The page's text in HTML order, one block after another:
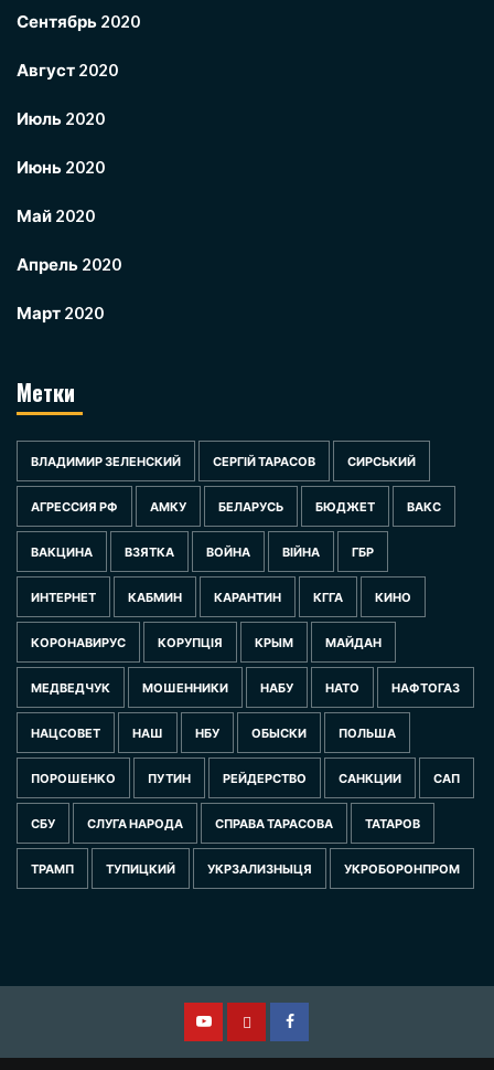
Сентябрь 2020
Август 2020
Июль 2020
Июнь 2020
Май 2020
Апрель 2020
Март 2020
Метки
ВЛАДИМИР ЗЕЛЕНСКИЙ СЕРГІЙ ТАРАСОВ СИРСЬКИЙ
АГРЕССИЯ РФ АМКУ БЕЛАРУСЬ БЮДЖЕТ ВАКС
ВАКЦИНА ВЗЯТКА ВОЙНА ВІЙНА ГБР
ИНТЕРНЕТ КАБМИН КАРАНТИН КГГА КИНО
КОРОНАВИРУС КОРУПЦІЯ КРЫМ МАЙДАН
МЕДВЕДЧУК МОШЕННИКИ НАБУ НАТО НАФТОГАЗ
НАЦСОВЕТ НАШ НБУ ОБЫСКИ ПОЛЬША
ПОРОШЕНКО ПУТИН РЕЙДЕРСТВО САНКЦИИ САП
СБУ СЛУГА НАРОДА СПРАВА ТАРАСОВА ТАТАРОВ
ТРАМП ТУПИЦКИЙ УКРЗАЛИЗНЫЦЯ УКРОБОРОНПРОМ
СмотритеДругаяFacebook